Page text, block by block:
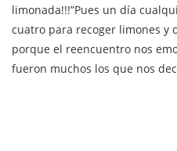
limonada!!!”Pues un día
cuatro para recoger limones y
porque el reencuentro nos
fueron muchos los que nos